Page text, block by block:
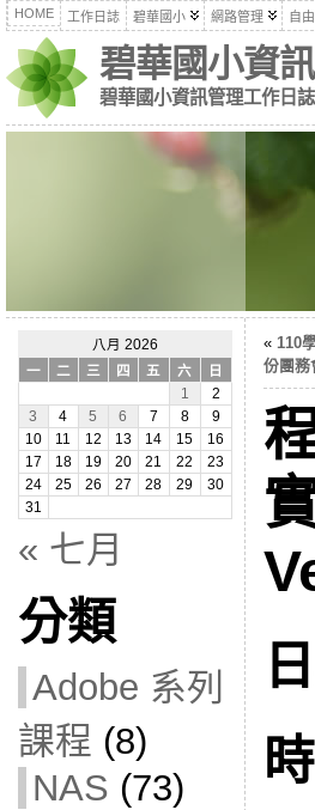
HOME 工作日誌 碧華國小 網路管理 自
碧華國小資
碧華國小資訊管理工作日誌
八月 2026
一
二 三 四 五 六
日
1
2
3
4 5 6 7 8
9
10
11 12 13 14 15
16
17
18 19 20 21 22
23
24
25 26 27 28 29
30
31
« 七月
分類
Adobe 系列
課程 (8)
NAS (73)
« 110
份團務